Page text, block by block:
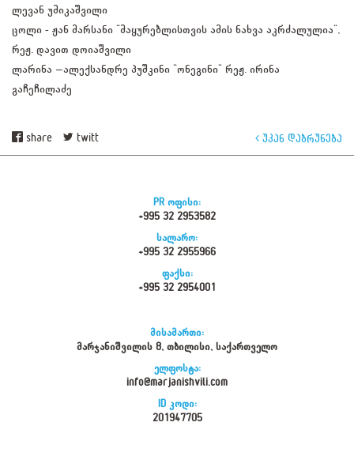
ლევან უმიკაშვილი
ცოლი - ჟან მარსანი "მაყურებლისთვის ამის ნახვა აკრძალულია",
რეჟ. დავით დოიაშვილი
ლარინა –ალექსანდრე პუშკინი "ონეგინი" რეჟ. ირინა
გაჩეჩილაძე
share twitt უკან დაბრუნება
PR ოფისი:
+995 32 2953582
სალარო:
+995 32 2955966
ფაქსი:
+995 32 2954001
მისამართი:
მარჯანიშვილის 8, თბილისი, საქართველო
ელფოსტა:
info@marjanishvili.com
ID კოდი:
201947705